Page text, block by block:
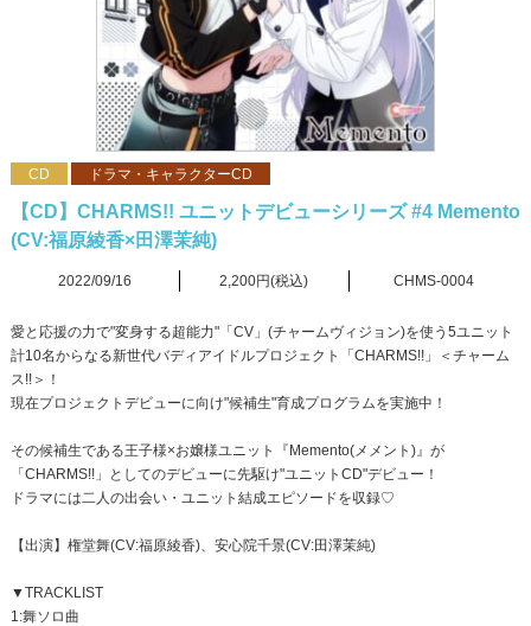
CD ドラマ・キャラクターCD
【CD】CHARMS!! ユニットデビューシリーズ #4 Memento
(CV:福原綾香×田澤茉純)
2022/09/16 2,200円(税込) CHMS-0004
愛と応援の力で"変身する超能力"「CV」(チャームヴィジョン)を使う5ユニット
計10名からなる新世代バディアイドルプロジェクト「CHARMS!!」＜チャーム
ス!!＞！
現在プロジェクトデビューに向け"候補生"育成プログラムを実施中！
その候補生である王子様×お嬢様ユニット『Memento(メメント)』が
「CHARMS!!」としてのデビューに先駆け"ユニットCD"デビュー！
ドラマには二人の出会い・ユニット結成エピソードを収録♡
【出演】権堂舞(CV:福原綾香)、安心院千景(CV:田澤茉純)
▼TRACKLIST
1:舞ソロ曲